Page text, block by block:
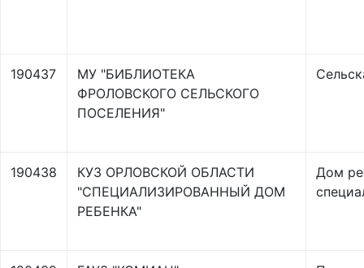
190437
МУ "БИБЛИОТЕКА
ФРОЛОВСКОГО СЕЛЬСКОГО
ПОСЕЛЕНИЯ"
190438
КУЗ ОРЛОВСКОЙ ОБЛАСТИ
"СПЕЦИАЛИЗИРОВАННЫЙ ДОМ
РЕБЕНКА"
Дом